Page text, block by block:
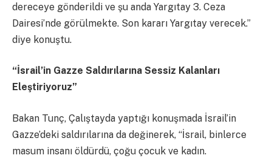
dereceye gönderildi ve şu anda Yargıtay 3. Ceza
Dairesi’nde görülmekte. Son kararı Yargıtay verecek.”
diye konuştu.
“İsrail’in Gazze Saldırılarına Sessiz Kalanları
Eleştiriyoruz”
Bakan Tunç, Çalıştayda yaptığı konuşmada İsrail’in
Gazze’deki saldırılarına da değinerek, “İsrail, binlerce
masum insanı öldürdü, çoğu çocuk ve kadın.